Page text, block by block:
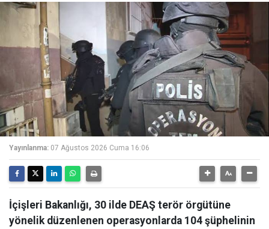
Yayınlanma: 07 Ağustos 2026 Cuma 16:06
İçişleri Bakanlığı, 30 ilde DEAŞ terör örgütüne
yönelik düzenlenen operasyonlarda 104 şüphelinin